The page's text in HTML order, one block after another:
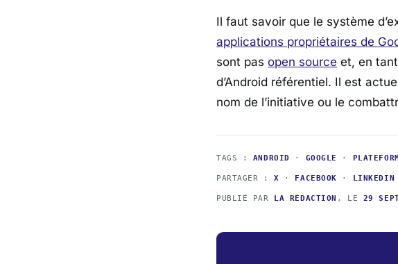
Il faut savoir que le système
applications propriétaires de
sont pas open source et, en
d’Android référentiel. Il est
nom de l’initiative ou le
TAGS : ANDROID · GOOGLE ·
PARTAGER :X · FACEBOOK · LINKEDIN
PUBLIÉ PAR LA RÉDACTION , LE 29